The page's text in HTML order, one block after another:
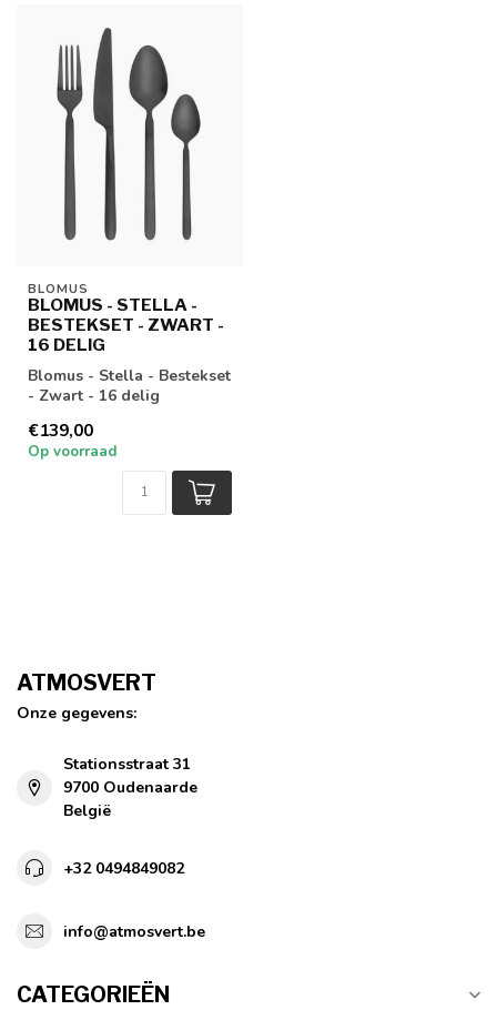
BLOMUS
BLOMUS - STELLA -
BESTEKSET - ZWART -
16 DELIG
Blomus - Stella - Bestekset
- Zwart - 16 delig
€139,00
Op voorraad
ATMOSVERT
Onze gegevens:
Stationsstraat 31
9700 Oudenaarde
België
+32 0494849082
info@atmosvert.be
CATEGORIEËN